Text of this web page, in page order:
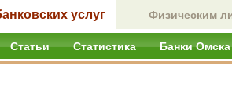
услуг Физическим
Статьи Статистика Банки Омска